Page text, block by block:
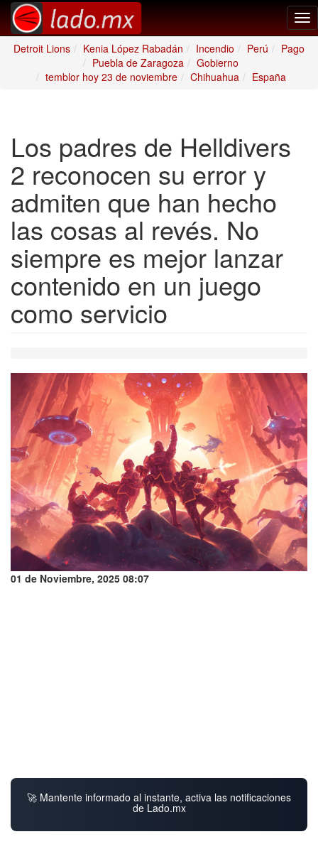
Detroit Lions
Kenia López Rabadán Incendio Perú
Pago
Puebla de Zaragoza
Gobierno
temblor hoy 23 de noviembre
Chihuahua España
Los padres de Helldivers
2 reconocen su error y
admiten que han hecho
las cosas al revés. No
siempre es mejor lanzar
contenido en un juego
como servicio
01 de Noviembre, 2025 08:07
🚀 Mantente informado al instante, activa las notificaciones
de Lado.mx